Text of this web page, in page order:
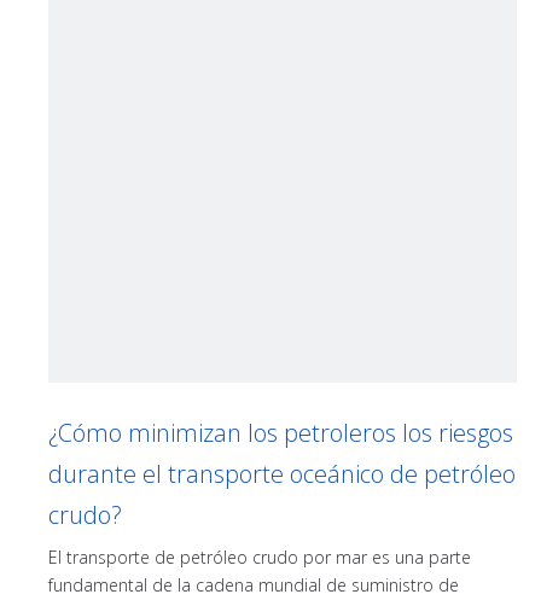
¿Cómo minimizan los petroleros los riesgos
durante el transporte oceánico de petróleo
crudo?
El transporte de petróleo crudo por mar es una parte
fundamental de la cadena mundial de suministro de